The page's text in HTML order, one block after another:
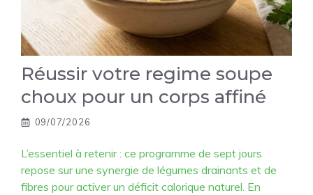
Réussir votre regime soupe
choux pour un corps affiné
09/07/2026
L’essentiel à retenir : ce programme de sept jours
repose sur une synergie de légumes drainants et de
fibres pour activer un déficit calorique naturel. En